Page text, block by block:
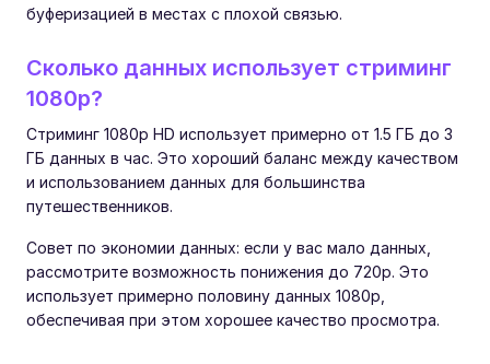
буферизацией в местах с плохой связью.
Сколько данных использует стриминг
1080p?
Стриминг 1080p HD использует примерно от 1.5 ГБ до 3
ГБ данных в час. Это хороший баланс между качеством
и использованием данных для большинства
путешественников.
Совет по экономии данных: если у вас мало данных,
рассмотрите возможность понижения до 720p. Это
использует примерно половину данных 1080p,
обеспечивая при этом хорошее качество просмотра.